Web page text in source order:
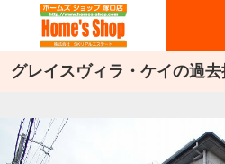
グレイスヴィラ・ケイの過